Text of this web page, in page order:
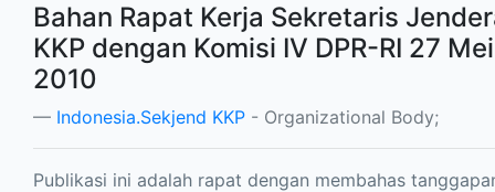
Bahan Rapat Kerja Sekretaris
KKP dengan Komisi IV DPR-RI 27 Mei
2010
Indonesia.Sekjend KKP - Organizational Body;
Publikasi ini adalah rapat dengan membahas